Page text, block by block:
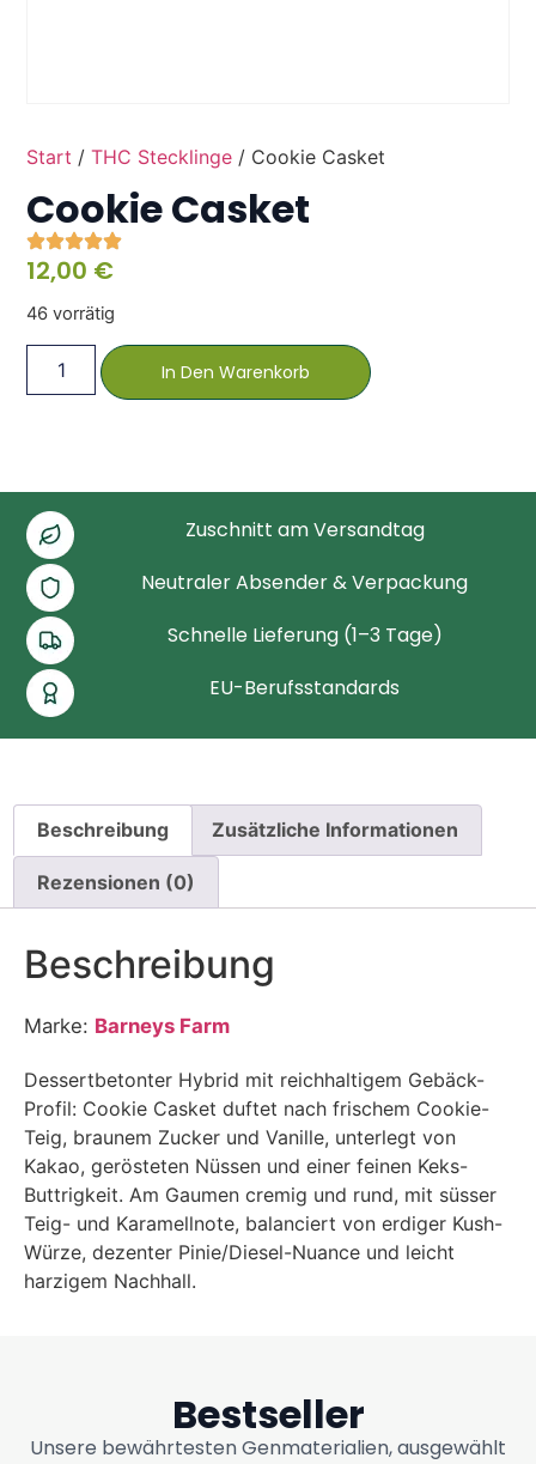
Start /THC Stecklinge / Cookie Casket
Cookie Casket
12,00 €
46 vorrätig
In Den Warenkorb
Zuschnitt am Versandtag
Neutraler Absender & Verpackung
Schnelle Lieferung (1–3 Tage)
EU-Berufsstandards
Beschreibung Zusätzliche Informationen
Rezensionen (0)
Beschreibung
Marke: Barneys Farm
Dessertbetonter Hybrid mit reichhaltigem Gebäck-
Profil: Cookie Casket duftet nach frischem Cookie-
Teig, braunem Zucker und Vanille, unterlegt von
Kakao, gerösteten Nüssen und einer feinen Keks-
Buttrigkeit. Am Gaumen cremig und rund, mit süsser
Teig- und Karamellnote, balanciert von erdiger Kush-
Würze, dezenter Pinie/Diesel-Nuance und leicht
harzigem Nachhall.
Bestseller
Unsere bewährtesten Genmaterialien, ausgewählt